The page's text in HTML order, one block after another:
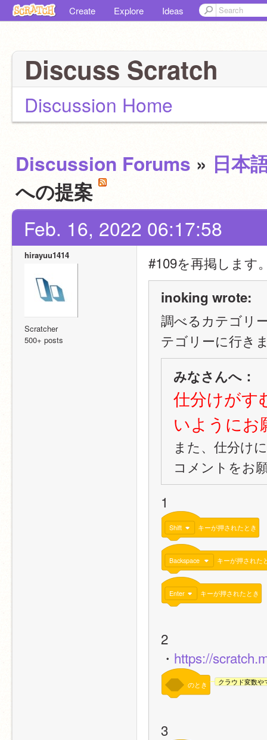
Create Explore Ideas
Discuss Scratch
Discussion Home
Discussion Forums » 日本
への提案
Feb. 16, 2022 06:17:58
hirayuu1414
Scratcher
500+ posts
#109を再掲します
inoking wrote:
調べるカテゴリ
テゴリーに行き
みなさんへ：
仕分けがす
いようにお
また、仕分け
コメントをお
1
Shift キーが押されたとき
Backspace キーが押された
Enter キーが押されたとき
2
・ https://
のとき クラウド変数や
3